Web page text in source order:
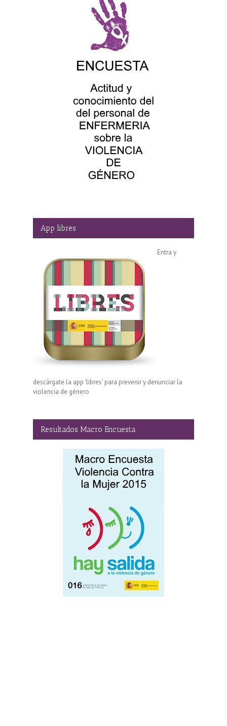
App libres
Entra y
descárgate la app 'libres' para prevenir y denunciar la
violencia de género
Resultados Macro Encuesta